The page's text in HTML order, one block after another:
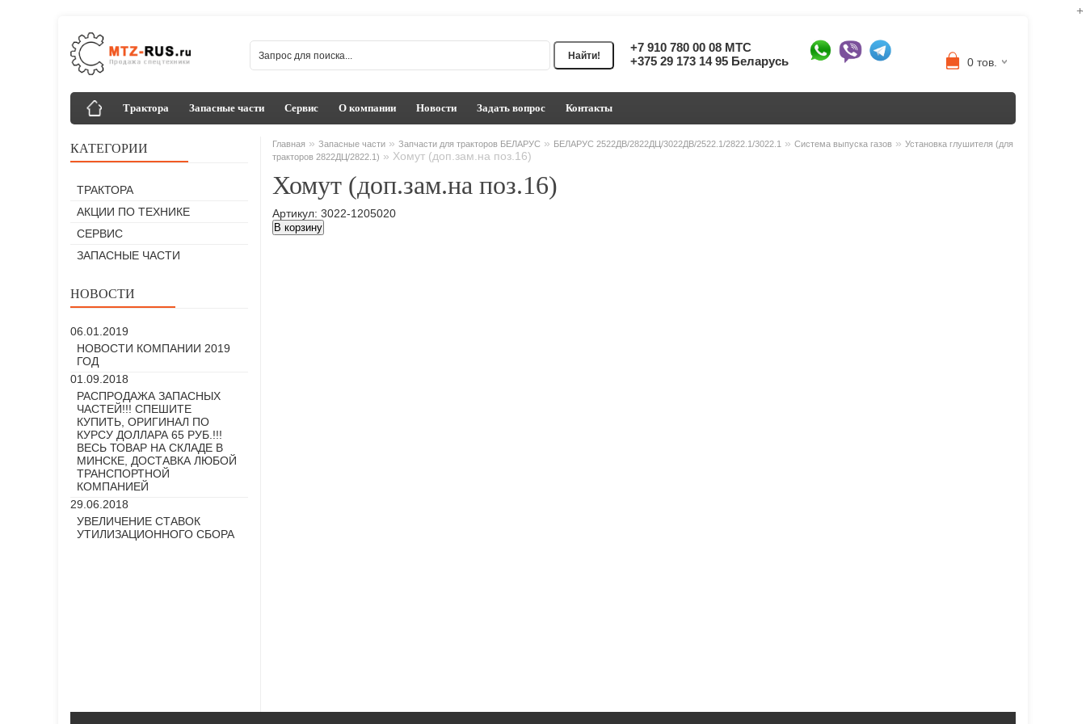
+7 910 780 00 08 МТС
+375 29 173 14 95 Беларусь
0 тов.
Трактора Запасные части Сервис О компании Новости Задать вопрос Контакты
КАТЕГОРИИ
ТРАКТОРА
АКЦИИ ПО ТЕХНИКЕ
СЕРВИС
ЗАПАСНЫЕ ЧАСТИ
НОВОСТИ
06.01.2019
НОВОСТИ КОМПАНИИ 2019
ГОД
01.09.2018
РАСПРОДАЖА ЗАПАСНЫХ
ЧАСТЕЙ!!! СПЕШИТЕ
КУПИТЬ, ОРИГИНАЛ ПО
КУРСУ ДОЛЛАРА 65 РУБ.!!!
ВЕСЬ ТОВАР НА СКЛАДЕ В
МИНСКЕ, ДОСТАВКА ЛЮБОЙ
ТРАНСПОРТНОЙ
КОМПАНИЕЙ
29.06.2018
УВЕЛИЧЕНИЕ СТАВОК
УТИЛИЗАЦИОННОГО СБОРА
Главная » Запасные части » Запчасти для тракторов БЕЛАРУС » БЕЛАРУС 2522ДВ/2822ДЦ/3022ДВ/2522.1/2822.1/3022.1 » Система выпуска газов » Установка глушителя (для
тракторов 2822ДЦ/2822.1) » Хомут (доп.зам.на поз.16)
Хомут (доп.зам.на поз.16)
Артикул: 3022-1205020
В корзину